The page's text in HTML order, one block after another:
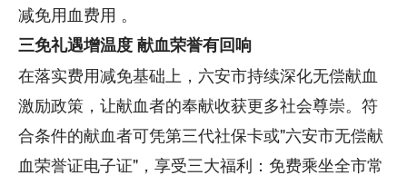
减免用血费用 。
三免礼遇增温度 献血荣誉有回响
在落实费用减免基础上，六安市持续深化无偿献血
激励政策，让献血者的奉献收获更多社会尊崇。符
合条件的献血者可凭第三代社保卡或"六安市无偿献
血荣誉证电子证"，享受三大福利：免费乘坐全市常